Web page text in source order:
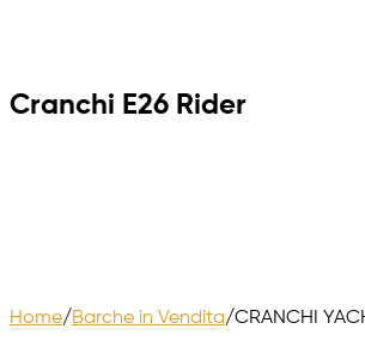
Cranchi E26 Rider
Home/Barche in Vendita/CRANCHI